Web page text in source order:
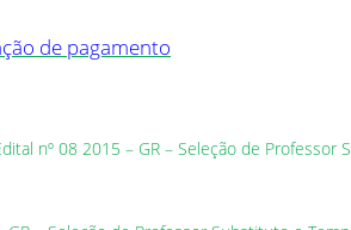
de pagamento
nº 08 2015 – GR – Seleção de Professor